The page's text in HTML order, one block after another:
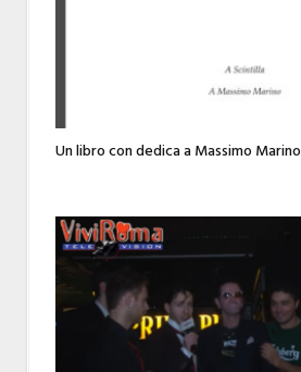
Un libro con dedica a Massimo Marino